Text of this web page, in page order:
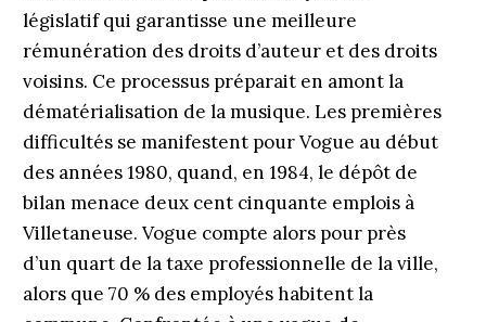
législatif qui garantisse une meilleure
rémunération des droits d’auteur et des droits
voisins. Ce processus préparait en amont la
dématérialisation de la musique. Les premières
difficultés se manifestent pour Vogue au début
des années 1980, quand, en 1984, le dépôt de
bilan menace deux cent cinquante emplois à
Villetaneuse. Vogue compte alors pour près
d’un quart de la taxe professionnelle de la ville,
alors que 70 % des employés habitent la